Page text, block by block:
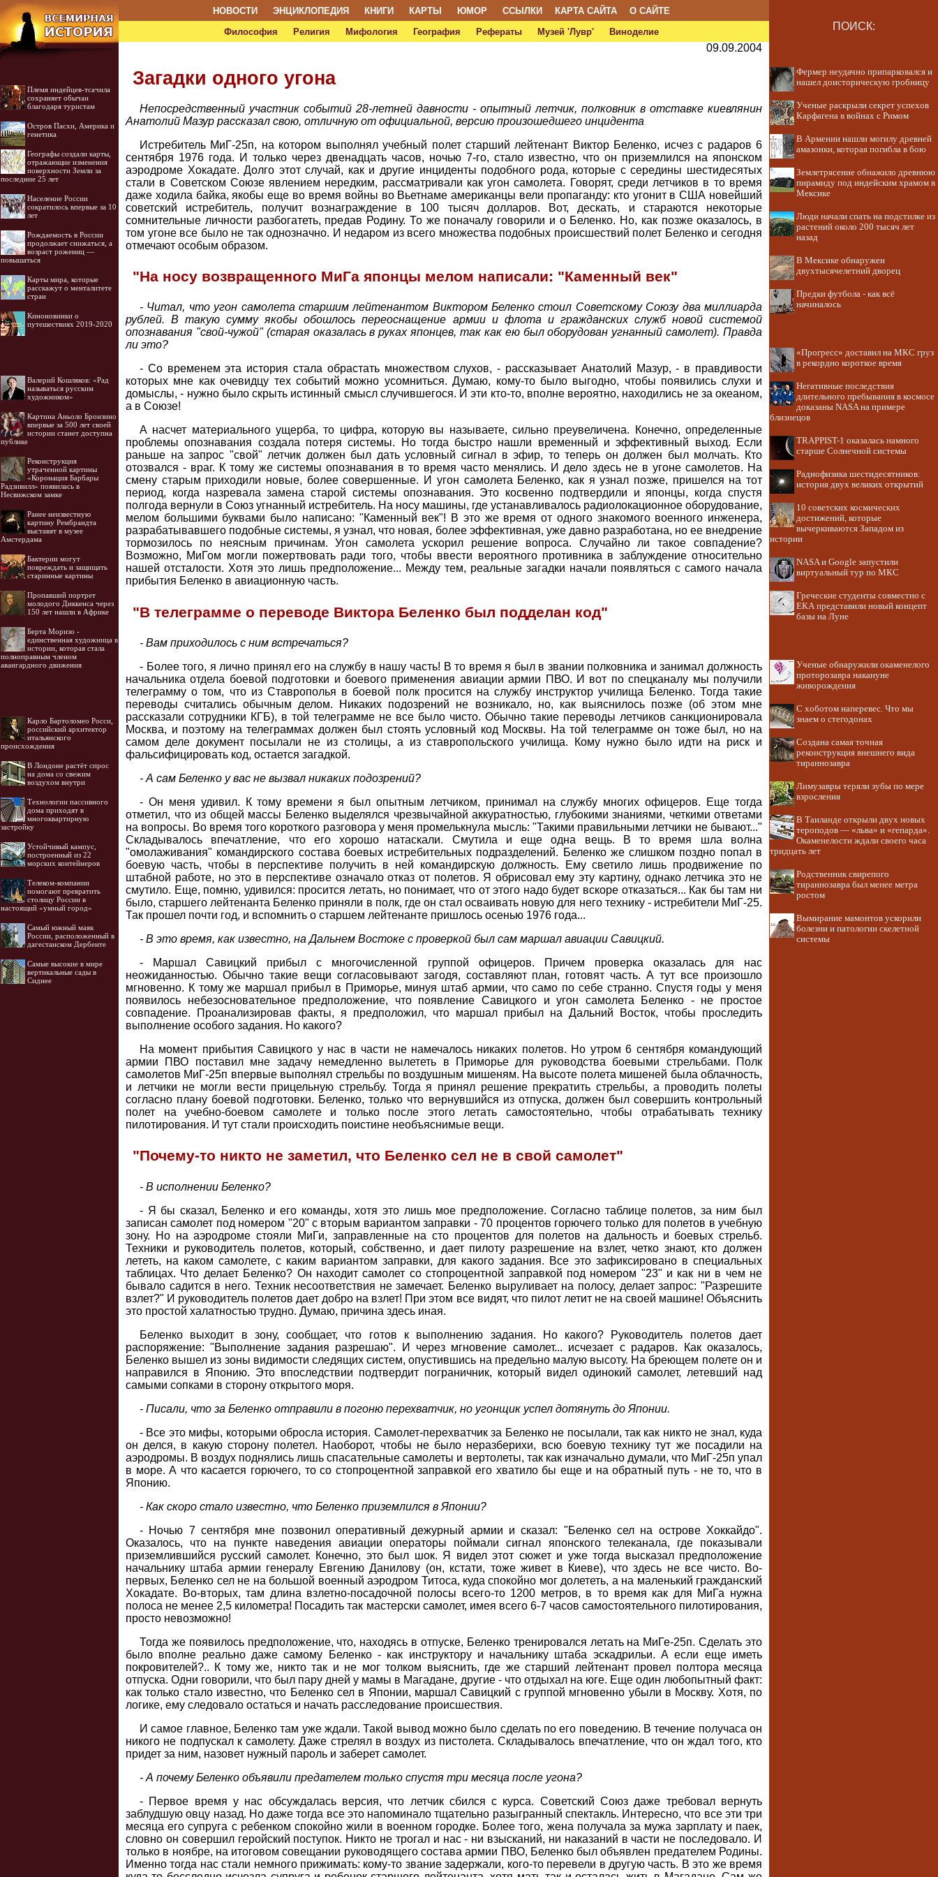
НОВОСТИ ЭНЦИКЛОПЕДИЯ КНИГИ КАРТЫ ЮМОР ССЫЛКИ КАРТА САЙТА
О САЙТЕ
Философия
Религия Мифология География Рефераты Музей 'Лувр' Виноделие ПОИСК:
Племя индейцев-тсачила
сохраняет обычаи
благодаря туристам
Остров Пасхи, Америка и
генетика
Географы создали карты,
отражающие изменения
поверхности Земли за
последние 25 лет
Население России
сократилось впервые за 10
лет
Рождаемость в России
продолжает снижаться, а
возраст рожениц —
повышаться
Карты мира, которые
расскажут о менталитете
стран
Киноновинки о
путешествиях 2019-2020
Валерий Кошляков: «Рад
называться русским
художником»
Картина Аньоло Бронзино
впервые за 500 лет своей
истории станет доступна
публике
Реконструкция
утраченной картины
«Коронация Барбары
Радзивилл» появилась в
Несвижском замке
Ранее неизвестную
картину Рембрандта
выставят в музее
Амстердама
Бактерии могут
повреждать и защищать
старинные картины
Пропавший портрет
молодого Диккенса через
150 лет нашли в Африке
Берта Моризо -
единственная художница в
истории, которая стала
полноправным членом
авангардного движения
Карло Бартоломео Росси,
российский архитектор
итальянского
происхождения
В Лондоне растёт спрос
на дома со свежим
воздухом внутри
Технологии пассивного
дома приходят в
многоквартирную
застройку
Устойчивый кампус,
построенный из 22
морских контейнеров
Телеком-компании
помогают превратить
столицу России в
настоящий «умный город»
Самый южный маяк
России, расположенный в
дагестанском Дербенте
Самые высокие в мире
вертикальные сады в
Сиднее
09.09.2004
Загадки одного угона
Непосредственный участник событий 28-летней давности - опытный летчик, полковник в отставке киевлянин
Анатолий Мазур рассказал свою, отличную от официальной, версию произошедшего инцидента
Истребитель МиГ-25п, на котором выполнял учебный полет старший лейтенант Виктор Беленко, исчез с радаров 6
сентября 1976 года. И только через двенадцать часов, ночью 7-го, стало известно, что он приземлился на японском
аэродроме Хокадате. Долго этот случай, как и другие инциденты подобного рода, которые с середины шестидесятых
стали в Советском Союзе явлением нередким, рассматривали как угон самолета. Говорят, среди летчиков в то время
даже ходила байка, якобы еще во время войны во Вьетнаме американцы вели пропаганду: кто угонит в США новейший
советский истребитель, получит вознаграждение в 100 тысяч долларов. Вот, дескать, и стараются некоторые
сомнительные личности разбогатеть, предав Родину. То же поначалу говорили и о Беленко. Но, как позже оказалось, в
том угоне все было не так однозначно. И недаром из всего множества подобных происшествий полет Беленко и сегодня
отмечают особым образом.
"На носу возвращенного МиГа японцы мелом написали: "Каменный век"
- Читал, что угон самолета старшим лейтенантом Виктором Беленко стоил Советскому Союзу два миллиарда
рублей. В такую сумму якобы обошлось переоснащение армии и флота и гражданских служб новой системой
опознавания "свой-чужой" (старая оказалась в руках японцев, так как ею был оборудован угнанный самолет). Правда
ли это?
- Со временем эта история стала обрастать множеством слухов, - рассказывает Анатолий Мазур, - в правдивости
которых мне как очевидцу тех событий можно усомниться. Думаю, кому-то было выгодно, чтобы появились слухи и
домыслы, - нужно было скрыть истинный смысл случившегося. И эти кто-то, вполне вероятно, находились не за океаном,
а в Союзе!
А насчет материального ущерба, то цифра, которую вы называете, сильно преувеличена. Конечно, определенные
проблемы опознавания создала потеря системы. Но тогда быстро нашли временный и эффективный выход. Если
раньше на запрос "свой" летчик должен был дать условный сигнал в эфир, то теперь он должен был молчать. Кто
отозвался - враг. К тому же системы опознавания в то время часто менялись. И дело здесь не в угоне самолетов. На
смену старым приходили новые, более совершенные. И угон самолета Беленко, как я узнал позже, пришелся на тот
период, когда назревала замена старой системы опознавания. Это косвенно подтвердили и японцы, когда спустя
полгода вернули в Союз угнанный истребитель. На носу машины, где устанавливалось радиолокационное оборудование,
мелом большими буквами было написано: "Каменный век"! В это же время от одного знакомого военного инженера,
разрабатывавшего подобные системы, я узнал, что новая, более эффективная, уже давно разработана, но ее внедрение
тормозилось по неясным причинам. Угон самолета ускорил решение вопроса. Случайно ли такое совпадение?
Возможно, МиГом могли пожертвовать ради того, чтобы ввести вероятного противника в заблуждение относительно
нашей отсталости. Хотя это лишь предположение... Между тем, реальные загадки начали появляться с самого начала
прибытия Беленко в авиационную часть.
"В телеграмме о переводе Виктора Беленко был подделан код"
- Вам приходилось с ним встречаться?
- Более того, я лично принял его на службу в нашу часть! В то время я был в звании полковника и занимал должность
начальника отдела боевой подготовки и боевого применения авиации армии ПВО. И вот по спецканалу мы получили
телеграмму о том, что из Ставрополья в боевой полк просится на службу инструктор училища Беленко. Тогда такие
переводы считались обычным делом. Никаких подозрений не возникало, но, как выяснилось позже (об этом мне
рассказали сотрудники КГБ), в той телеграмме не все было чисто. Обычно такие переводы летчиков санкционировала
Москва, и поэтому на телеграммах должен был стоять условный код Москвы. На той телеграмме он тоже был, но на
самом деле документ посылали не из столицы, а из ставропольского училища. Кому нужно было идти на риск и
фальсифицировать код, остается загадкой.
- А сам Беленко у вас не вызвал никаких подозрений?
- Он меня удивил. К тому времени я был опытным летчиком, принимал на службу многих офицеров. Еще тогда
отметил, что из общей массы Беленко выделялся чрезвычайной аккуратностью, глубокими знаниями, четкими ответами
на вопросы. Во время того короткого разговора у меня промелькнула мысль: "Такими правильными летчики не бывают..."
Складывалось впечатление, что его хорошо натаскали. Смутила и еще одна вещь. В то время шла волна
"омолаживания" командирского состава боевых истребительных подразделений. Беленко же слишком поздно попал в
боевую часть, чтобы в перспективе получить в ней командирскую должность. Ему светило лишь продвижение по
штабной работе, но это в перспективе означало отказ от полетов. Я обрисовал ему эту картину, однако летчика это не
смутило. Еще, помню, удивился: просится летать, но понимает, что от этого надо будет вскоре отказаться... Как бы там ни
было, старшего лейтенанта Беленко приняли в полк, где он стал осваивать новую для него технику - истребители МиГ-25.
Так прошел почти год, и вспомнить о старшем лейтенанте пришлось осенью 1976 года...
- В это время, как известно, на Дальнем Востоке с проверкой был сам маршал авиации Савицкий.
- Маршал Савицкий прибыл с многочисленной группой офицеров. Причем проверка оказалась для нас
неожиданностью. Обычно такие вещи согласовывают загодя, составляют план, готовят часть. А тут все произошло
мгновенно. К тому же маршал прибыл в Приморье, минуя штаб армии, что само по себе странно. Спустя годы у меня
появилось небезосновательное предположение, что появление Савицкого и угон самолета Беленко - не простое
совпадение. Проанализировав факты, я предположил, что маршал прибыл на Дальний Восток, чтобы проследить
выполнение особого задания. Но какого?
На момент прибытия Савицкого у нас в части не намечалось никаких полетов. Но утром 6 сентября командующий
армии ПВО поставил мне задачу немедленно вылететь в Приморье для руководства боевыми стрельбами. Полк
самолетов МиГ-25п впервые выполнял стрельбы по воздушным мишеням. На высоте полета мишеней была облачность,
и летчики не могли вести прицельную стрельбу. Тогда я принял решение прекратить стрельбы, а проводить полеты
согласно плану боевой подготовки. Беленко, только что вернувшийся из отпуска, должен был совершить контрольный
полет на учебно-боевом самолете и только после этого летать самостоятельно, чтобы отрабатывать технику
пилотирования. И тут стали происходить поистине необъяснимые вещи.
"Почему-то никто не заметил, что Беленко сел не в свой самолет"
- В исполнении Беленко?
- Я бы сказал, Беленко и его команды, хотя это лишь мое предположение. Согласно таблице полетов, за ним был
записан самолет под номером "20" с вторым вариантом заправки - 70 процентов горючего только для полетов в учебную
зону. Но на аэродроме стояли МиГи, заправленные на сто процентов для полетов на дальность и боевых стрельб.
Техники и руководитель полетов, который, собственно, и дает пилоту разрешение на взлет, четко знают, кто должен
лететь, на каком самолете, с каким вариантом заправки, для какого задания. Все это зафиксировано в специальных
таблицах. Что делает Беленко? Он находит самолет со стопроцентной заправкой под номером "23" и как ни в чем не
бывало садится в него. Техник несоответствия не замечает. Беленко выруливает на полосу, делает запрос: "Разрешите
взлет?" И руководитель полетов дает добро на взлет! При этом все видят, что пилот летит не на своей машине! Объяснить
это простой халатностью трудно. Думаю, причина здесь иная.
Беленко выходит в зону, сообщает, что готов к выполнению задания. Но какого? Руководитель полетов дает
распоряжение: "Выполнение задания разрешаю". И через мгновение самолет... исчезает с радаров. Как оказалось,
Беленко вышел из зоны видимости следящих систем, опустившись на предельно малую высоту. На бреющем полете он и
направился в Японию. Это впоследствии подтвердит пограничник, который видел одинокий самолет, летевший над
самыми сопками в сторону открытого моря.
- Писали, что за Беленко отправили в погоню перехватчик, но угонщик успел дотянуть до Японии.
- Все это мифы, которыми обросла история. Самолет-перехватчик за Беленко не посылали, так как никто не знал, куда
он делся, в какую сторону полетел. Наоборот, чтобы не было неразберихи, всю боевую технику тут же посадили на
аэродромы. В воздух поднялись лишь спасательные самолеты и вертолеты, так как изначально думали, что МиГ-25п упал
в море. А что касается горючего, то со стопроцентной заправкой его хватило бы еще и на обратный путь - не то, что в
Японию.
- Как скоро стало известно, что Беленко приземлился в Японии?
- Ночью 7 сентября мне позвонил оперативный дежурный армии и сказал: "Беленко сел на острове Хоккайдо".
Оказалось, что на пункте наведения авиации операторы поймали сигнал японского телеканала, где показывали
приземлившийся русский самолет. Конечно, это был шок. Я видел этот сюжет и уже тогда высказал предположение
начальнику штаба армии генералу Евгению Данилову (он, кстати, тоже живет в Киеве), что здесь не все чисто. Во-
первых, Беленко сел не на большой военный аэродром Титоса, куда спокойно мог долететь, а на маленький гражданский
Хокадате. Во-вторых, там длина взлетно-посадочной полосы всего-то 1200 метров, в то время как для МиГа нужна
полоса не менее 2,5 километра! Посадить так мастерски самолет, имея всего 6-7 часов самостоятельного пилотирования,
просто невозможно!
Тогда же появилось предположение, что, находясь в отпуске, Беленко тренировался летать на МиГе-25п. Сделать это
было вполне реально даже самому Беленко - как инструктору и начальнику штаба эскадрильи. А если еще иметь
покровителей?.. К тому же, никто так и не мог толком выяснить, где же старший лейтенант провел полтора месяца
отпуска. Одни говорили, что был пару дней у мамы в Магадане, другие - что отдыхал на юге. Еще один любопытный факт:
как только стало известно, что Беленко сел в Японии, маршал Савицкий с группой мгновенно убыли в Москву. Хотя, по
логике, ему следовало остаться и начать расследование происшествия.
И самое главное, Беленко там уже ждали. Такой вывод можно было сделать по его поведению. В течение получаса он
никого не подпускал к самолету. Даже стрелял в воздух из пистолета. Складывалось впечатление, что он ждал того, кто
придет за ним, назовет нужный пароль и заберет самолет.
- А почему Беленко объявили предателем только спустя три месяца после угона?
- Первое время у нас обсуждалась версия, что летчик сбился с курса. Советский Союз даже требовал вернуть
заблудшую овцу назад. Но даже тогда все это напоминало тщательно разыгранный спектакль. Интересно, что все эти три
месяца его супруга с ребенком спокойно жили в военном городке. Более того, жена получала за мужа зарплату и паек,
словно он совершил геройский поступок. Никто не трогал и нас - ни взысканий, ни наказаний в части не последовало. И
только в ноябре, на итоговом совещании руководящего состава армии ПВО, Беленко был объявлен предателем Родины.
Именно тогда нас стали немного прижимать: кому-то звание задержали, кого-то перевели в другую часть. В это же время
Фермер неудачно припарковался и
нашел доисторическую гробницу
Ученые раскрыли секрет успехов
Карфагена в войнах с Римом
В Армении нашли могилу древней
амазонки, которая погибла в бою
Землетрясение обнажило древнюю
пирамиду под индейским храмом в
Мексике
Люди начали спать на подстилке из
растений около 200 тысяч лет
назад
В Мексике обнаружен
двухтысячелетний дворец
Предки футбола - как всё
начиналось
«Прогресс» доставил на МКС груз
в рекордно короткое время
Негативные последствия
длительного пребывания в космосе
доказаны NASA на примере
близнецов
TRAPPIST-1 оказалась намного
старше Солнечной системы
Радиофизика шестидесятников:
история двух великих открытий
10 советских космических
достижений, которые
вычеркиваются Западом из
истории
NASA и Google запустили
виртуальный тур по МКС
Греческие студенты совместно с
ЕКА представили новый концепт
базы на Луне
Ученые обнаружили окаменелого
проторозавра накануне
живорождения
С хоботом наперевес. Что мы
знаем о стегодонах
Создана самая точная
реконструкция внешнего вида
тираннозавра
Лимузавры теряли зубы по мере
взросления
В Таиланде открыли двух новых
тероподов — «льва» и «гепарда».
Окаменелости ждали своего часа
тридцать лет
Родственник свирепого
тираннозавра был менее метра
ростом
Вымирание мамонтов ускорили
болезни и патологии скелетной
системы